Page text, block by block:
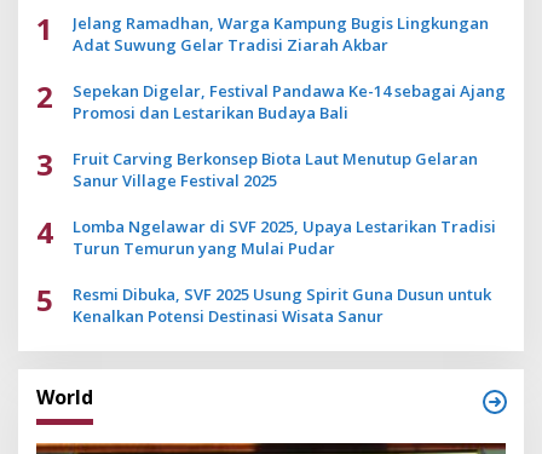
1
Jelang Ramadhan, Warga Kampung Bugis Lingkungan
Adat Suwung Gelar Tradisi Ziarah Akbar
2
Sepekan Digelar, Festival Pandawa Ke-14 sebagai Ajang
Promosi dan Lestarikan Budaya Bali
3
Fruit Carving Berkonsep Biota Laut Menutup Gelaran
Sanur Village Festival 2025
4
Lomba Ngelawar di SVF 2025, Upaya Lestarikan Tradisi
Turun Temurun yang Mulai Pudar
5
Resmi Dibuka, SVF 2025 Usung Spirit Guna Dusun untuk
Kenalkan Potensi Destinasi Wisata Sanur
World